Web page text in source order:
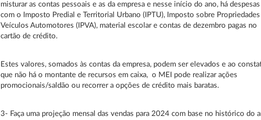
misturar as contas pessoais e as da empresa e nesse início do ano, há despesas
com o Imposto Predial e Territorial Urbano (IPTU), Imposto sobre
Veículos Automotores (IPVA), material escolar e contas de dezembro pagas no
cartão de crédito.
Estes valores, somados às contas da empresa, podem ser elevados e ao
que não há o montante de recursos em caixa, o MEI pode realizar ações
promocionais/saldão ou recorrer a opções de crédito mais baratas.
3- Faça uma projeção mensal das vendas para 2024 com base no histórico do